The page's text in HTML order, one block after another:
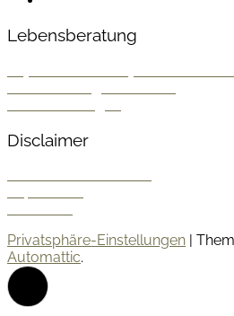
Lebensberatung
Disclaimer
Privatsphäre-Einstellungen
Automattic.